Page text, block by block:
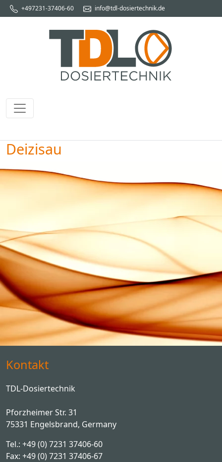
+497231-37406-60 info@tdl-dosiertechnik.de
Deizisau
Kontakt
TDL-Dosiertechnik
Pforzheimer Str. 31
75331 Engelsbrand, Germany
Tel.: +49 (0) 7231 37406-60
Fax: +49 (0) 7231 37406-67